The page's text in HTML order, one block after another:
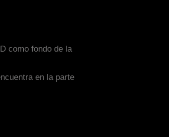
como fondo de la
en la parte